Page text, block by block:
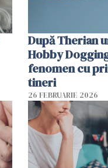
După Therian
Hobby
fenomen cu
tineri
26 FEBRUARIE 2026